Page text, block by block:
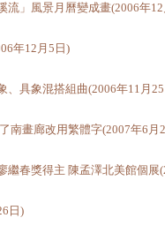
流」風景月曆變成畫(2006年
年12月5日)
、具象混搭組曲(2006年11月
南畫廊改用繁體字(2007年6月
繼春獎得主 陳孟澤北美館個展
日)